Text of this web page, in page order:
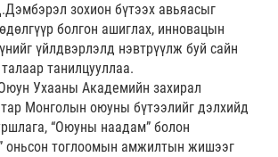
зохион бүтээх авьяасыг
болгон ашиглах, инновацын
үйлдвэрлэлд нэвтрүүлж буй сайн
танилцууллаа.
Ухааны Академийн захирал
Монголын оюуны бүтээлийг дэлхийд
“Оюуны наадам” болон
оньсон тоглоомын амжилтын жишээг